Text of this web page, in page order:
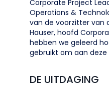
Corporate Project
Operations &
van de voorzitter van
Hauser, hoofd
hebben we geleerd
gebruikt om aan
DE UITDAGING